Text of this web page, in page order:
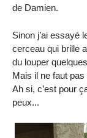
de Damien.
Sinon j’ai essayé
cerceau qui brille
du louper
Mais il ne faut
Ah si, c’est pour
peux...